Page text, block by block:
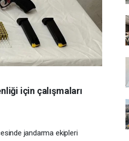
için çalışmaları
jandarma ekipleri